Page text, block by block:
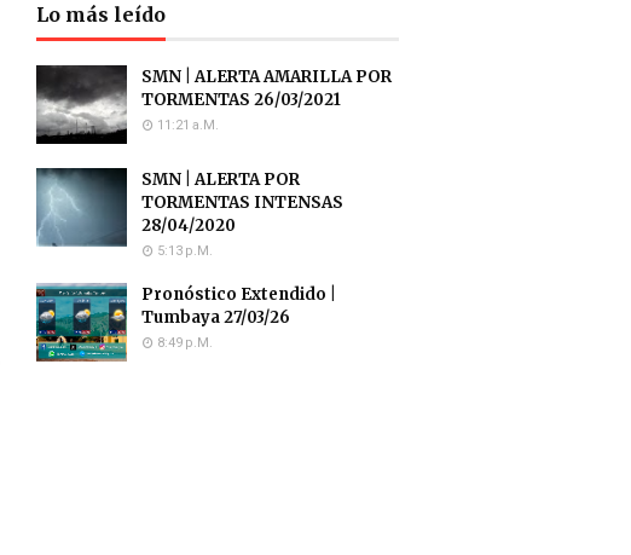
Lo más leído
SMN | ALERTA AMARILLA POR
TORMENTAS 26/03/2021
11:21 A.m.
SMN | ALERTA POR
TORMENTAS INTENSAS
28/04/2020
5:13 P.m.
Pronóstico Extendido |
Tumbaya 27/03/26
8:49 P.m.